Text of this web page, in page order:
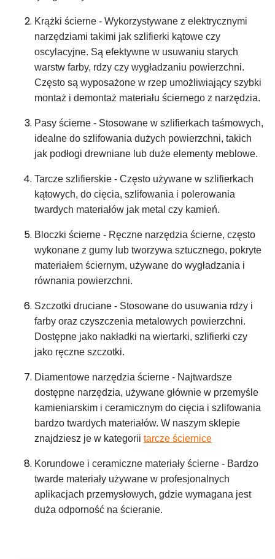
Krążki ścierne - Wykorzystywane z elektrycznymi
narzędziami takimi jak szlifierki kątowe czy
oscylacyjne. Są efektywne w usuwaniu starych
warstw farby, rdzy czy wygładzaniu powierzchni.
Często są wyposażone w rzep umożliwiający szybki
montaż i demontaż materiału ściernego z narzędzia.
Pasy ścierne - Stosowane w szlifierkach taśmowych,
idealne do szlifowania dużych powierzchni, takich
jak podłogi drewniane lub duże elementy meblowe.
Tarcze szlifierskie - Często używane w szlifierkach
kątowych, do cięcia, szlifowania i polerowania
twardych materiałów jak metal czy kamień.
Bloczki ścierne - Ręczne narzędzia ścierne, często
wykonane z gumy lub tworzywa sztucznego, pokryte
materiałem ściernym, używane do wygładzania i
równania powierzchni.
Szczotki druciane - Stosowane do usuwania rdzy i
farby oraz czyszczenia metalowych powierzchni.
Dostępne jako nakładki na wiertarki, szlifierki czy
jako ręczne szczotki.
Diamentowe narzędzia ścierne - Najtwardsze
dostępne narzędzia, używane głównie w przemyśle
kamieniarskim i ceramicznym do cięcia i szlifowania
bardzo twardych materiałów. W naszym sklepie
znajdziesz je w kategorii tarcze ściernice
Korundowe i ceramiczne materiały ścierne - Bardzo
twarde materiały używane w profesjonalnych
aplikacjach przemysłowych, gdzie wymagana jest
duża odporność na ścieranie.